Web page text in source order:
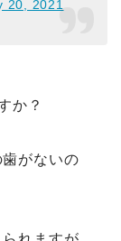
20, 2021
か？
がないの